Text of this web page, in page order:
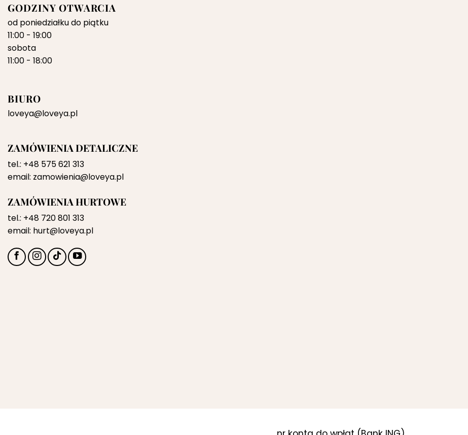
GODZINY OTWARCIA
od poniedziałku do piątku
11:00 - 19:00
sobota
11:00 - 18:00
BIURO
loveya@loveya.pl
ZAMÓWIENIA DETALICZNE
tel.: +48 575 621 313
email: zamowienia@loveya.pl
ZAMÓWIENIA HURTOWE
tel.: +48 720 801 313
email: hurt@loveya.pl